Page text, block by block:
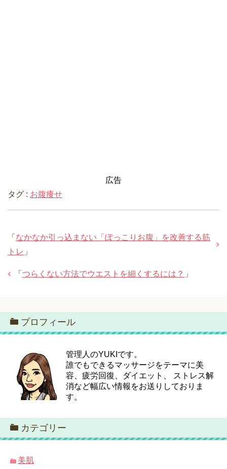
広告
タグ : お腹痩せ
「 なかなか引っ込まない「ぽっこりお腹」を改善する筋
トレ 」
「 つらくない方法でウエストを細くするには？ 」
プロフィール
管理人のYUKIです。
誰でもできるマッサージをテーマに美
容、疲労回復、ダイエット、 ストレス解
消など幅広い情報をお送りしておりま
す。
カテゴリー
美肌